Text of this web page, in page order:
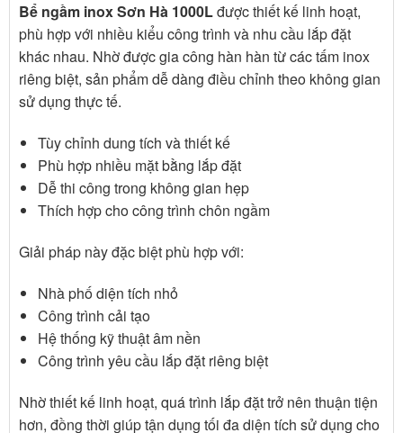
Bể ngầm inox Sơn Hà 1000Lđược thiết kế linh hoạt,
phù hợp với nhiều kiểu công trình và nhu cầu lắp đặt
khác nhau. Nhờ được gia công hàn hàn từ các tấm inox
riêng biệt, sản phẩm dễ dàng điều chỉnh theo không gian
sử dụng thực tế.
Tùy chỉnh dung tích và thiết kế
Phù hợp nhiều mặt bằng lắp đặt
Dễ thi công trong không gian hẹp
Thích hợp cho công trình chôn ngầm
Giải pháp này đặc biệt phù hợp với:
Nhà phố diện tích nhỏ
Công trình cải tạo
Hệ thống kỹ thuật âm nền
Công trình yêu cầu lắp đặt riêng biệt
Nhờ thiết kế linh hoạt, quá trình lắp đặt trở nên thuận tiện
hơn, đồng thời giúp tận dụng tối đa diện tích sử dụng cho